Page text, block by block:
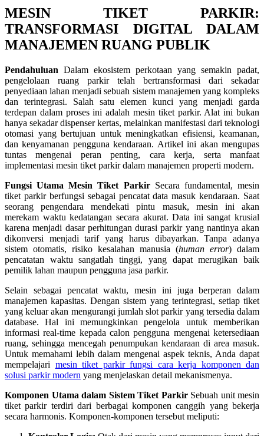
MESIN TIKET PARKIR:
TRANSFORMASI DIGITAL DALAM
MANAJEMEN RUANG PUBLIK
Pendahuluan Dalam ekosistem perkotaan yang semakin padat,
pengelolaan ruang parkir telah bertransformasi dari sekadar
penyediaan lahan menjadi sebuah sistem manajemen yang kompleks
dan terintegrasi. Salah satu elemen kunci yang menjadi garda
terdepan dalam proses ini adalah mesin tiket parkir. Alat ini bukan
hanya sekadar dispenser kertas, melainkan manifestasi dari teknologi
otomasi yang bertujuan untuk meningkatkan efisiensi, keamanan,
dan kenyamanan pengguna kendaraan. Artikel ini akan mengupas
tuntas mengenai peran penting, cara kerja, serta manfaat
implementasi mesin tiket parkir dalam manajemen properti modern.
Fungsi Utama Mesin Tiket ParkirSecara fundamental, mesin
tiket parkir berfungsi sebagai pencatat data masuk kendaraan. Saat
seorang pengendara mendekati pintu masuk, mesin ini akan
merekam waktu kedatangan secara akurat. Data ini sangat krusial
karena menjadi dasar perhitungan durasi parkir yang nantinya akan
dikonversi menjadi tarif yang harus dibayarkan. Tanpa adanya
sistem otomatis, risiko kesalahan manusia (human error) dalam
pencatatan waktu sangatlah tinggi, yang dapat merugikan baik
pemilik lahan maupun pengguna jasa parkir.
Selain sebagai pencatat waktu, mesin ini juga berperan dalam
manajemen kapasitas. Dengan sistem yang terintegrasi, setiap tiket
yang keluar akan mengurangi jumlah slot parkir yang tersedia dalam
database. Hal ini memungkinkan pengelola untuk memberikan
informasi real-time kepada calon pengguna mengenai ketersediaan
ruang, sehingga mencegah penumpukan kendaraan di area masuk.
Untuk memahami lebih dalam mengenai aspek teknis, Anda dapat
mempelajari mesin tiket parkir fungsi cara kerja komponen dan
solusi parkir modern yang menjelaskan detail mekanismenya.
Komponen Utama dalam Sistem Tiket ParkirSebuah unit mesin
tiket parkir terdiri dari berbagai komponen canggih yang bekerja
secara harmonis. Komponen-komponen tersebut meliputi: